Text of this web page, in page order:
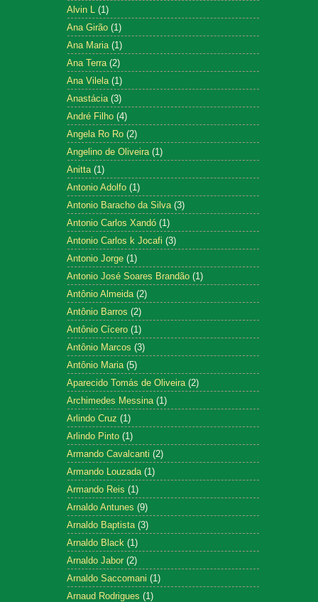
Alvin L (1)
Ana Girão (1)
Ana Maria (1)
Ana Terra (2)
Ana Vilela (1)
Anastácia (3)
André Filho (4)
Angela Ro Ro (2)
Angelino de Oliveira (1)
Anitta (1)
Antonio Adolfo (1)
Antonio Baracho da Silva (3)
Antonio Carlos Xandó (1)
Antonio Carlos k Jocafi (3)
Antonio Jorge (1)
Antonio José Soares Brandão (1)
Antônio Almeida (2)
Antônio Barros (2)
Antônio Cícero (1)
Antônio Marcos (3)
Antônio Maria (5)
Aparecido Tomás de Oliveira (2)
Archimedes Messina (1)
Arlindo Cruz (1)
Arlindo Pinto (1)
Armando Cavalcanti (2)
Armando Louzada (1)
Armando Reis (1)
Arnaldo Antunes (9)
Arnaldo Baptista (3)
Arnaldo Black (1)
Arnaldo Jabor (2)
Arnaldo Saccomani (1)
Arnaud Rodrigues (1)